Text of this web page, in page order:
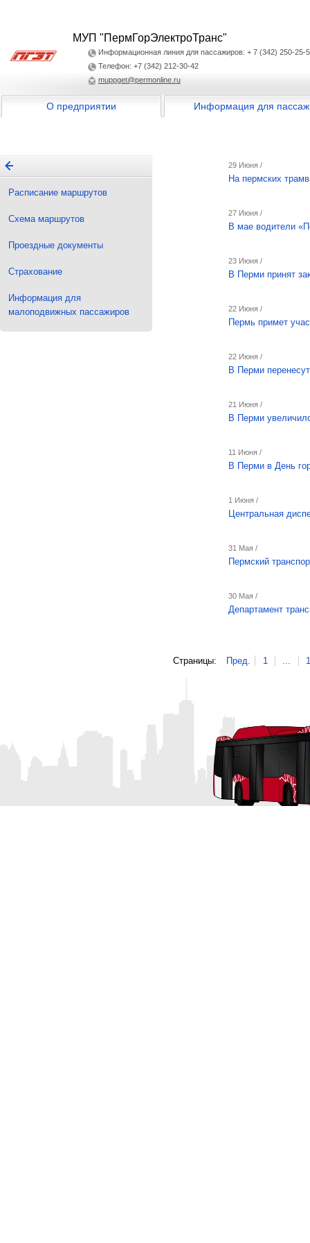
МУП "ПермГорЭлектроТранс"
Информационная линия для пассажиров: + 7 (342) 250-25-
Телефон: +7 (342) 212-30-42
muppget@permonline.ru
О предприятии Информация для
Расписание маршрутов
Схема маршрутов
Проездные документы
Страхование
Информация для
малоподвижных пассажиров
29 Июня /
На пермских
27 Июня /
В мае водители
23 Июня /
В Перми принят
22 Июня /
Пермь примет
22 Июня /
В Перми
21 Июня /
В Перми
11 Июня /
В Перми в День
1 Июня /
Центральная
31 Мая /
Пермский
30 Мая /
Департамент
Страницы: Пред. 1